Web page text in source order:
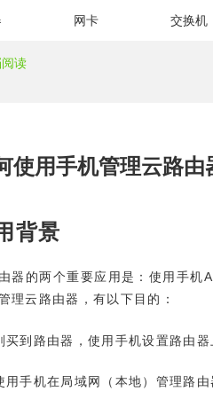
网卡 交换机
读
使用手机管理云路由
背景
器的两个重要应用是：使用手机
理云路由器，有以下目的：
买到路由器，使用手机设置路由
用手机在局域网（本地）管理路由